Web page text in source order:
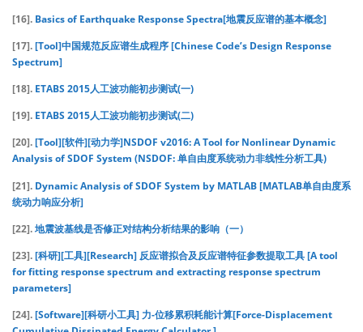
[16]. Basics of Earthquake Response Spectra[地震反应谱的基本概念]
[17].[Tool]中国规范反应谱生成程序 [Chinese Code’s Design Response
Spectrum]
[18]. ETABS 2015人工波功能初步测试(一)
[19]. ETABS 2015人工波功能初步测试(二)
[20].[Tool][软件][动力学]NSDOF v2016: A Tool for Nonlinear Dynamic
Analysis of SDOF System (NSDOF: 单自由度系统动力非线性分析工具)
[21]. Dynamic Analysis of SDOF System by MATLAB [MATLAB单自由度系
统动力响应分析]
[22].地震波基线是否修正对结构分析结果的影响（一）
[23].[科研][工具][Research] 反应谱拟合及反应谱特征参数提取工具 [A tool
for fitting response spectrum and extracting response spectrum
parameters]
[24].[Software][科研小工具] 力-位移累积耗能计算[Force-Displacement